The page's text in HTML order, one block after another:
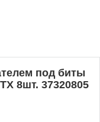
под биты
8шт. 37320805